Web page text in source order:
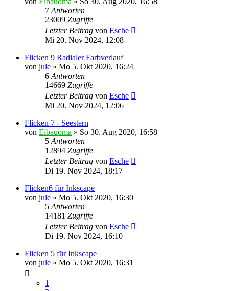
7 Antworten
23009 Zugriffe
Letzter Beitrag von Esche
Mi 20. Nov 2024, 12:08
Flicken 9 Radialer Farbverlauf
von jule » Mo 5. Okt 2020, 16:24
6 Antworten
14669 Zugriffe
Letzter Beitrag von Esche
Mi 20. Nov 2024, 12:06
Flicken 7 - Seestern
von Eibauoma » So 30. Aug 2020, 16:58
5 Antworten
12894 Zugriffe
Letzter Beitrag von Esche
Di 19. Nov 2024, 18:17
Flicken6 für Inkscape
von jule » Mo 5. Okt 2020, 16:30
5 Antworten
14181 Zugriffe
Letzter Beitrag von Esche
Di 19. Nov 2024, 16:10
Flicken 5 für Inkscape
von jule » Mo 5. Okt 2020, 16:31
1